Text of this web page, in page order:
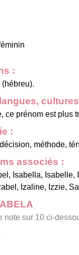
:
ce prénom est plus
:
méthode,
associés :
, Isabella, Isabelle,
, Izaline, Izzie,
note sur 10 ci-